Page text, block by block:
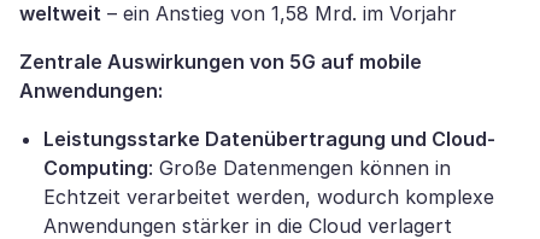
weltweit – ein Anstieg von 1,58 Mrd. im Vorjahr
Zentrale Auswirkungen von 5G auf mobile
Anwendungen:
Leistungsstarke Datenübertragung und Cloud-
Computing: Große Datenmengen können in
Echtzeit verarbeitet werden, wodurch komplexe
Anwendungen stärker in die Cloud verlagert